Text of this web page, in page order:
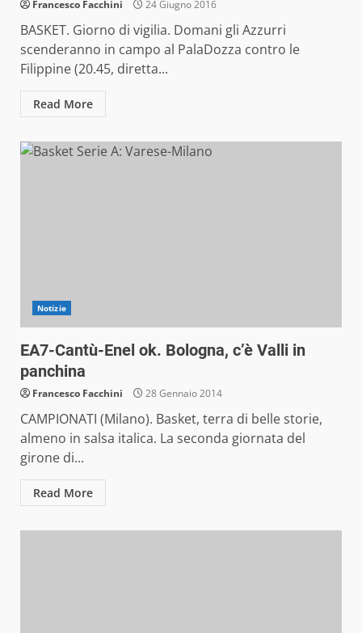
Francesco Facchini 24 Giugno 2016
BASKET. Giorno di vigilia. Domani gli Azzurri
scenderanno in campo al PalaDozza contro le
Filippine (20.45, diretta...
Read More
Notizie
EA7-Cantù-Enel ok. Bologna, c’è Valli in
panchina
Francesco Facchini 28 Gennaio 2014
CAMPIONATI (Milano). Basket, terra di belle storie,
almeno in salsa italica. La seconda giornata del
girone di...
Read More